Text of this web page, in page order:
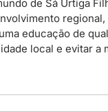
de Sá Urtiga
educação de
local e evitar a